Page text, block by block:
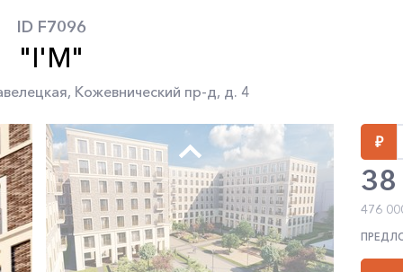
ID F7096
"I'M"
, Кожевнический пр-д, д. 4
476